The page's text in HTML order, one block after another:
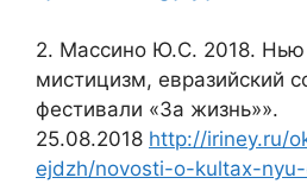
2. Массино Ю.С. 2018.
мистицизм, евразийский
фестивали «За жизнь»».
25.08.2018 http://iriney.ru/
ejdzh/novosti-o-kultax-